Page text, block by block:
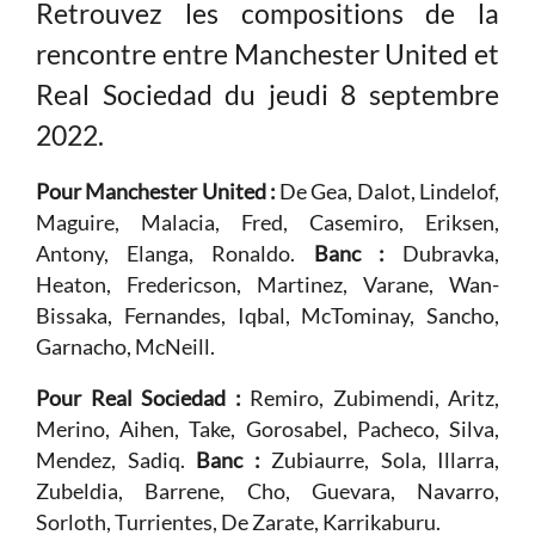
Retrouvez les compositions de la
rencontre entre Manchester United et
Real Sociedad du jeudi 8 septembre
2022.
Pour Manchester United : De Gea, Dalot, Lindelof,
Maguire, Malacia, Fred, Casemiro, Eriksen,
Antony, Elanga, Ronaldo. Banc : Dubravka,
Heaton, Fredericson, Martinez, Varane, Wan-
Bissaka, Fernandes, Iqbal, McTominay, Sancho,
Garnacho, McNeill.
Pour Real Sociedad : Remiro, Zubimendi, Aritz,
Merino, Aihen, Take, Gorosabel, Pacheco, Silva,
Mendez, Sadiq. Banc : Zubiaurre, Sola, Illarra,
Zubeldia, Barrene, Cho, Guevara, Navarro,
Sorloth, Turrientes, De Zarate, Karrikaburu.